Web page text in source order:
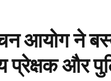
आयोग ने
प्रेक्षक और